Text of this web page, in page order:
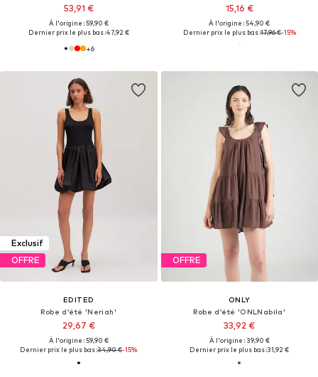
53,91 €
À l'origine : 59,90 €
Dernier prix le plus bas :47,92 €
+6
15,16 €
À l'origine : 54,90 €
Dernier prix le plus bas :17,96 €-15%
Exclusif
OFFRE
EDITED
Robe d’été 'Neriah'
29,67 €
À l'origine : 59,90 €
Dernier prix le plus bas :34,90 €-15%
OFFRE
ONLY
Robe d’été 'ONLNabila'
33,92 €
À l'origine : 39,90 €
Dernier prix le plus bas :31,92 €